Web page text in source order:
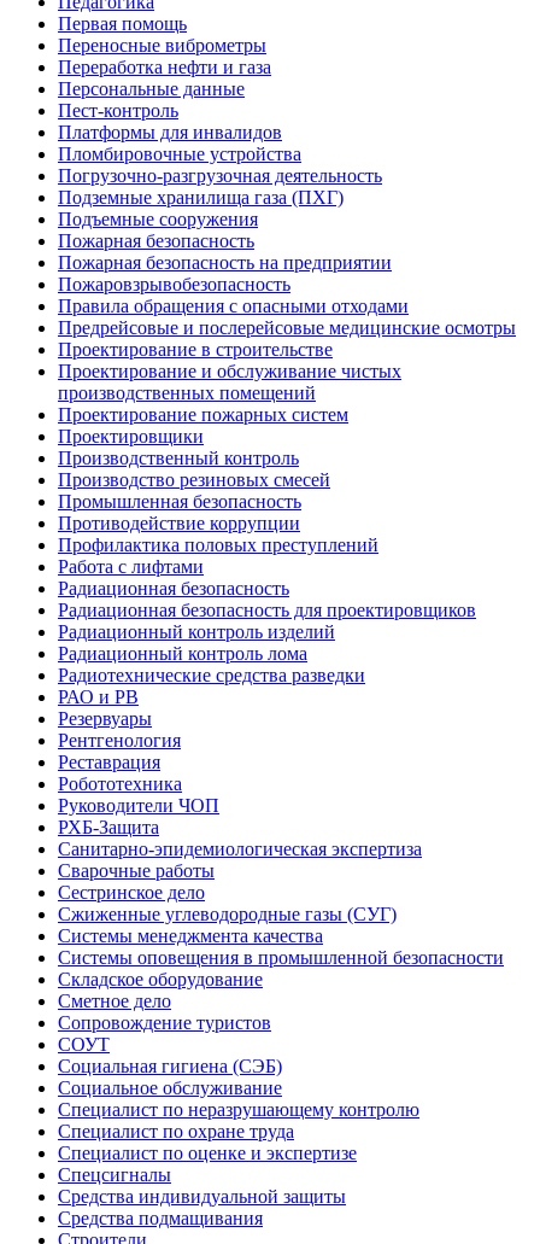
Первая помощь
Переносные виброметры
Переработка нефти и газа
Персональные данные
Пест-контроль
Платформы для инвалидов
Пломбировочные устройства
Погрузочно-разгрузочная деятельность
Подземные хранилища газа (ПХГ)
Подъемные сооружения
Пожарная безопасность
Пожарная безопасность на предприятии
Пожаровзрывобезопасность
Правила обращения с опасными отходами
Предрейсовые и послерейсовые медицинские осмотры
Проектирование в строительстве
Проектирование и обслуживание чистых
производственных помещений
Проектирование пожарных систем
Проектировщики
Производственный контроль
Производство резиновых смесей
Промышленная безопасность
Противодействие коррупции
Профилактика половых преступлений
Работа с лифтами
Радиационная безопасность
Радиационная безопасность для проектировщиков
Радиационный контроль изделий
Радиационный контроль лома
Радиотехнические средства разведки
РАО и РВ
Резервуары
Рентгенология
Реставрация
Робототехника
Руководители ЧОП
РХБ-Защита
Санитарно-эпидемиологическая экспертиза
Сварочные работы
Сестринское дело
Сжиженные углеводородные газы (СУГ)
Системы менеджмента качества
Системы оповещения в промышленной безопасности
Складское оборудование
Сметное дело
Сопровождение туристов
СОУТ
Социальная гигиена (СЭБ)
Социальное обслуживание
Специалист по неразрушающему контролю
Специалист по охране труда
Специалист по оценке и экспертизе
Спецсигналы
Средства индивидуальной защиты
Средства подмащивания
Строители